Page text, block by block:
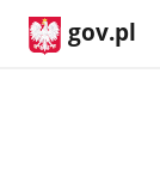
gov.pl